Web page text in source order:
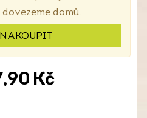
domů.
Kč